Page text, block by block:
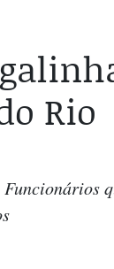
Rio